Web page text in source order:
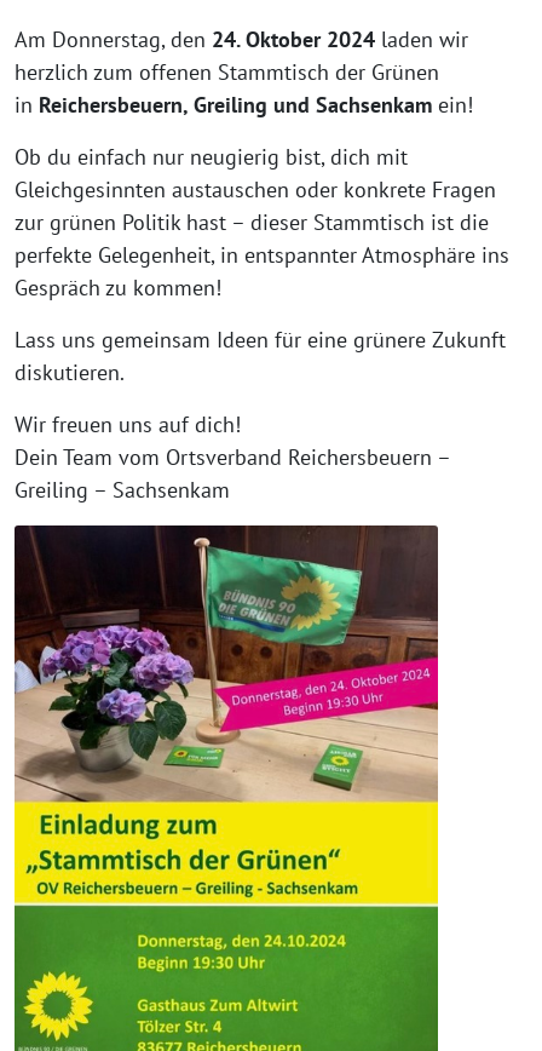
Am Donnerstag, den 24. Oktober 2024 laden wir
herzlich zum offenen Stammtisch der Grünen
in Reichersbeuern, Greiling und Sachsenkam ein!
Ob du einfach nur neugierig bist, dich mit
Gleichgesinnten austauschen oder konkrete Fragen
zur grünen Politik hast – dieser Stammtisch ist die
perfekte Gelegenheit, in entspannter Atmosphäre ins
Gespräch zu kommen!
Lass uns gemeinsam Ideen für eine grünere Zukunft
diskutieren.
Wir freuen uns auf dich!
Dein Team vom Ortsverband Reichersbeuern –
Greiling – Sachsenkam